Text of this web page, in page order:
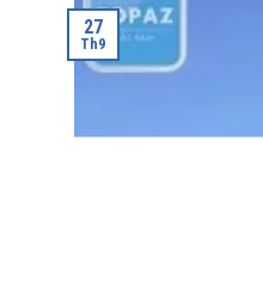
27
Th9